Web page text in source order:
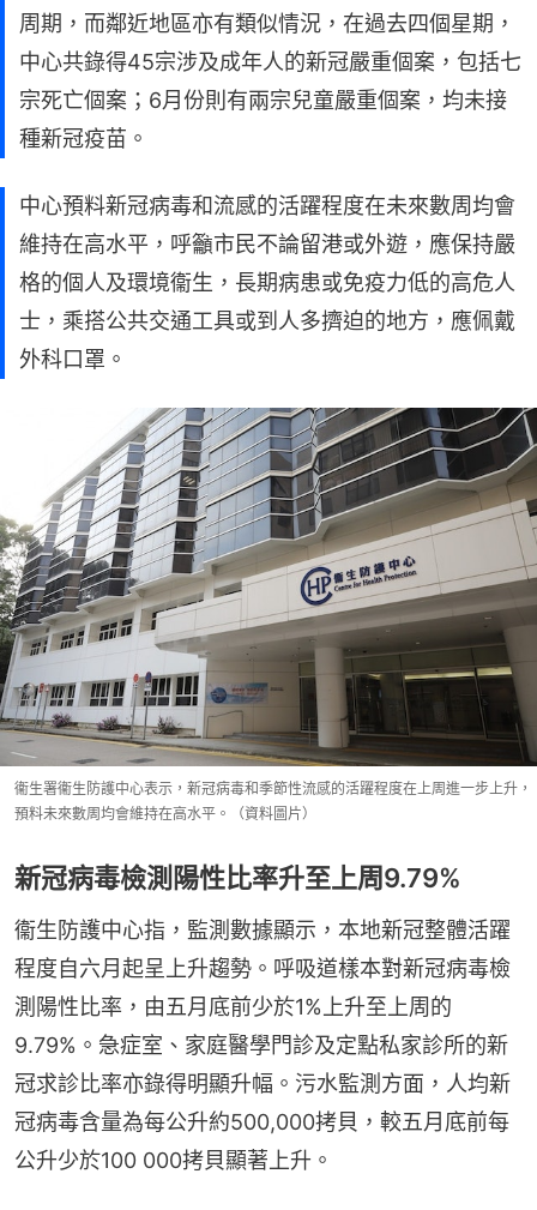
周期，而鄰近地區亦有類似情況，在過去四個星期，
中心共錄得45宗涉及成年人的新冠嚴重個案，包括七
宗死亡個案；6月份則有兩宗兒童嚴重個案，均未接
種新冠疫苗。
中心預料新冠病毒和流感的活躍程度在未來數周均會
維持在高水平，呼籲市民不論留港或外遊，應保持嚴
格的個人及環境衞生，長期病患或免疫力低的高危人
士，乘搭公共交通工具或到人多擠迫的地方，應佩戴
外科口罩。
衞生署衞生防護中心表示，新冠病毒和季節性流感的活躍程度在上周進一步上升，
預料未來數周均會維持在高水平。（資料圖片）
新冠病毒檢測陽性比率升至上周9.79%
衞生防護中心指，監測數據顯示，本地新冠整體活躍
程度自六月起呈上升趨勢。呼吸道樣本對新冠病毒檢
測陽性比率，由五月底前少於1%上升至上周的
9.79%。急症室、家庭醫學門診及定點私家診所的新
冠求診比率亦錄得明顯升幅。污水監測方面，人均新
冠病毒含量為每公升約500,000拷貝，較五月底前每
公升少於100 000拷貝顯著上升。